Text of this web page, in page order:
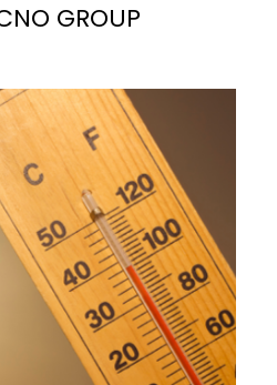
Se sfruttata correttamente,
soddisfare, e superare, la
attuale e futura.
GROUP